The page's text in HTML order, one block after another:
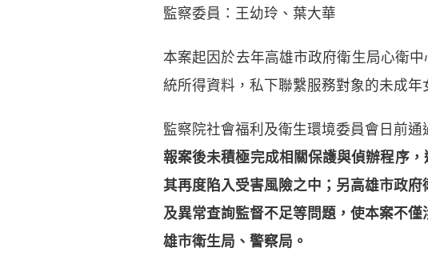
監察委員：王幼玲、葉大華
本案起因於去年高雄市政府衛生局心衛
統所得資料，私下聯繫服務對象的未成
監察院社會福利及衛生環境委員會日前
報案後未積極完成相關保護與偵辦程序
其再度陷入受害風險之中；另高雄市政
及異常查詢監督不足等問題，使本案不
雄市衛生局、警察局。